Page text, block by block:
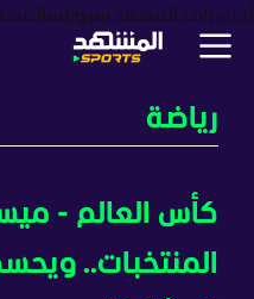
أخبار برامجالمشهد سبورتس
رياضة
كأس العالم -
المنتخبات..